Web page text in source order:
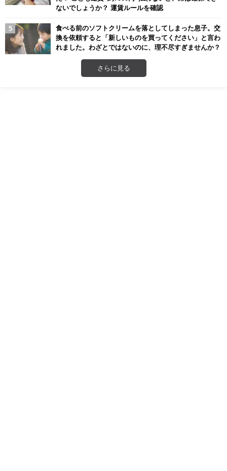
ないでしょうか？ 運賃ルールを確認
食べる前のソフトクリームを落としてしまった息子。交
換を依頼すると「新しいものを買ってください」と言わ
れました。わざとではないのに、理不尽すぎませんか？
さらに見る